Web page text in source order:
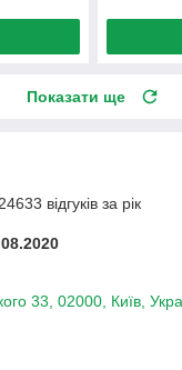
Показати ще
відгуків за рік
33, 02000, Київ,